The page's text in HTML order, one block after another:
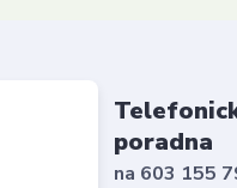
poradna
na 603 155